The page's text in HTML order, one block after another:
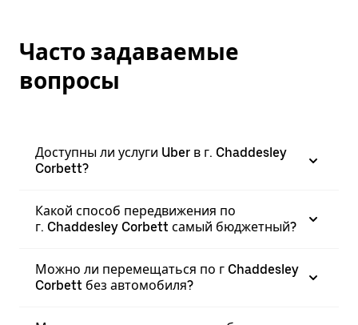
Часто задаваемые
вопросы
Доступны ли услуги Uber в г. Chaddesley
Corbett?
Какой способ передвижения по
г. Chaddesley Corbett самый бюджетный?
Можно ли перемещаться по г Chaddesley
Corbett без автомобиля?